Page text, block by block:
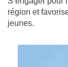
région et
jeunes.